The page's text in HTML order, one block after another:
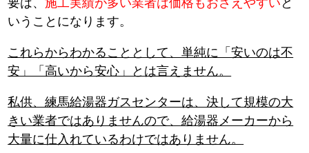
いうことになります。
これらからわかることとして、単純に「安いのは不
安」「高いから安心」とは言えません。
私供、練馬給湯器ガスセンターは、決して規模の大
きい業者ではありませんので、給湯器メーカーから
大量に仕入れているわけではありません。